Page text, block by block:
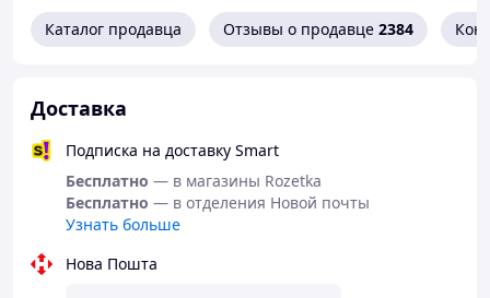
Материал:Пластик
Тюбик с пузырями – 3 шт.
Рекомендации:
Пузыри рекомендуется делать под
присмотром взрослых.
Подарите своему ребенку незабываемые моменты
больше, чем просто игрушка!
Каталог продавца Отзывы о продавце 2384
Доставка
Подписка на доставку Smart
Бесплатно — в магазины Rozetka
Бесплатно — в отделения Новой почты
Узнать больше
Нова Пошта